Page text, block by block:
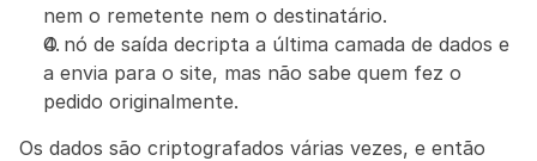
nem o remetente nem o destinatário.
O nó de saída decripta a última camada de dados e
a envia para o site, mas não sabe quem fez o
pedido originalmente.
Os dados são criptografados várias vezes, e então